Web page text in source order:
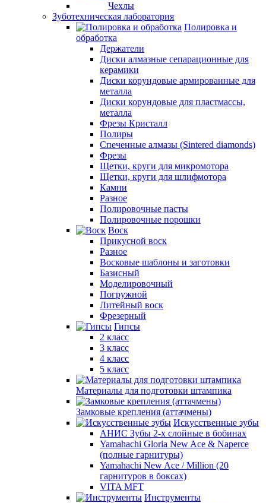
Чехлы
Зуботехническая лаборатория
Полировка и
обработка
Держатели
Диски алмазные сепарационные для
керамики
Диски корундовые армированные для
металла
Диски корундовые для пластмассы,
металла
Фрезы Кристалл
Полиры
Спеченные алмазы (Sintered diamonds)
Фрезы
Щетки, круги для микромотора
Щетки, круги для шлифмотора
Камни
Разное
Полировочные пасты
Полировочные порошки
Воск
Прикусной воск
Разное
Восковые шаблоны и заготовки
Базисный
Моделировочный
Погружной
Литейный воск
Фрезерный
Гипсы
2 класс
3 класс
4 класс
5 класс
Материалы для подготовки штампика
Замковые крепления (аттачмены)
Искусственные зубы
АНИС Зубы 2-х слойные в бобинах
Yamahachi Gloria New Ace & Naperce
(полные гарнитуры)
Yamahachi New Ace / Million (20
гарнитуров в боксах)
VITA MFT
Инструменты